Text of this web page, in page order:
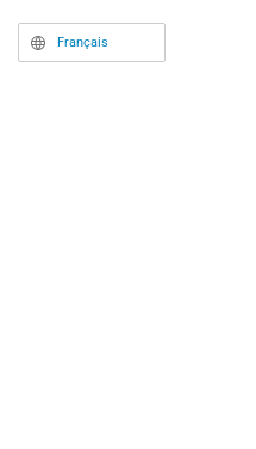
venin ». Accompagné par Mei
Kinosaki, une experte en
Français